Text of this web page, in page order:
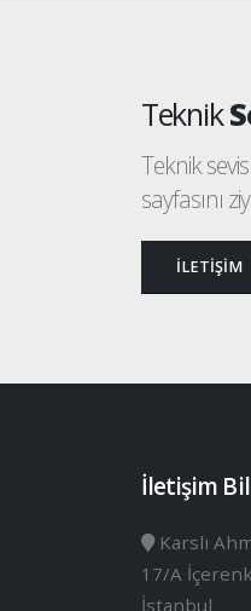
Teknik
Teknik
sayfasını
İLETİŞİM
İletişim
Karslı
17/A
İstanbul